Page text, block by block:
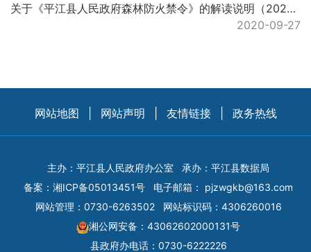
关于《平江县人民政府森林防火禁令》的解读说明（2020）
2020-09-27
网站地图 网站声明 友情链接 政务热线
主办：平江县人民政府办公室
承办：平江县数据局
备案： 湘ICP备05013451号 电子邮箱： pjzwgkb@163.com
网站管理：0730-6263502
网站标识码：4306260016
湘公网安备：43062602000131号
县政府办电话：0730-6222226